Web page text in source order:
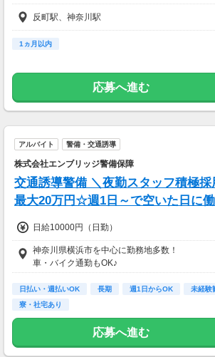
介護福祉士:1950円
反町駅、神奈川駅
1ヵ月以内
応募へ進む
アルバイト 警備・交通誘導
株式会社エンブリッジ警備保障
交通誘導警備 ＼夜勤スタッフ積極
最大20万円☆週1日～で空いた日に
日給10000円（日勤）
神奈川県横浜市を中心に勤務地多数！
車・バイク通勤もOK♪
日払い・週払いOK 長期 週1日からOK 未経験
寮・社宅あり
応募へ進む